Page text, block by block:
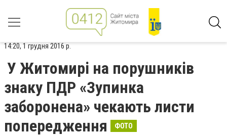
14:20, 1 грудня 2016 р.
У Житомирі на порушників
знаку ПДР «Зупинка
заборонена» чекають листи
попередження
ФОТО